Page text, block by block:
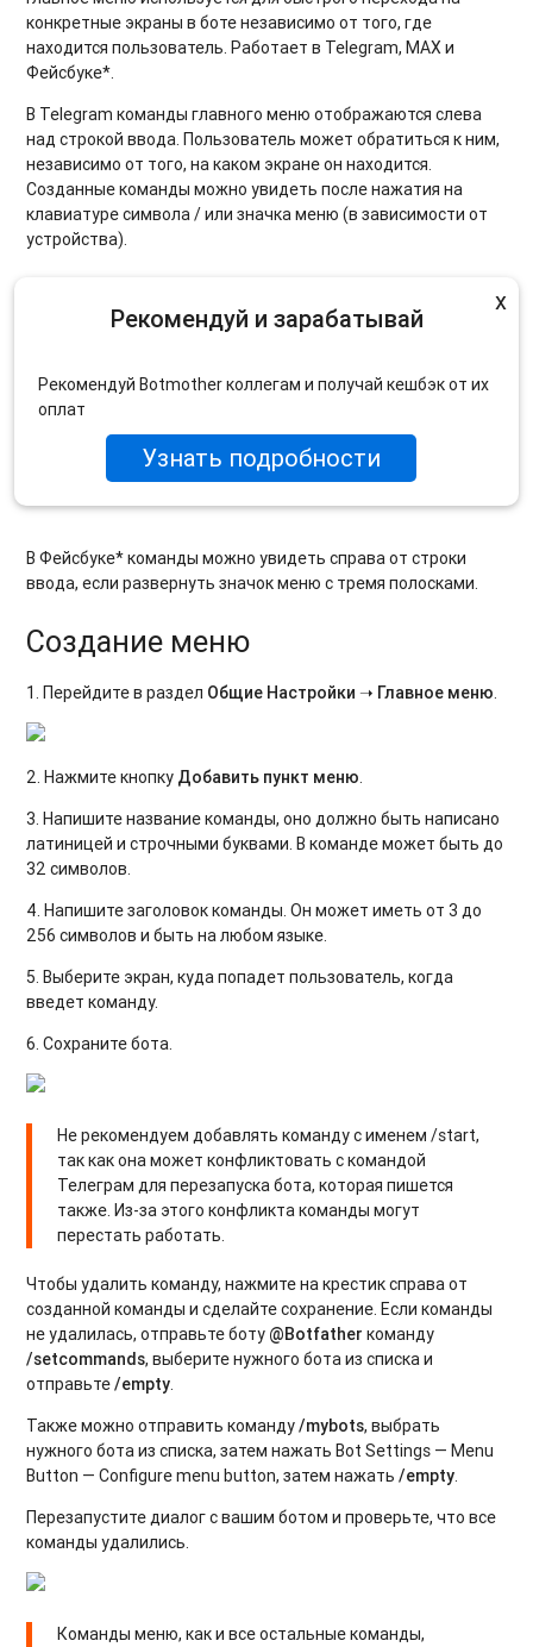
конкретные экраны в боте независимо от того, где
находится пользователь. Работает в Telegram, МАХ и
Фейсбуке*.
В Telegram команды главного меню отображаются слева
над строкой ввода. Пользователь может обратиться к ним,
независимо от того, на каком экране он находится.
Созданные команды можно увидеть после нажатия на
клавиатуре символа/ или значка меню (в зависимости от
устройства).
x
Рекомендуй и зарабатывай
Рекомендуй Botmother коллегам и получай кешбэк от их
оплат
Узнать подробности
В Фейсбуке* команды можно увидеть справа от строки
ввода, если развернуть значок меню с тремя полосками.
Создание меню
1. Перейдите в раздел Общие Настройки ➝ Главное меню.
2. Нажмите кнопку Добавить пункт меню.
3. Напишите название команды, оно должно быть написано
латиницей и строчными буквами. В команде может быть до
32 символов.
4. Напишите заголовок команды. Он может иметь от 3 до
256 символов и быть на любом языке.
5. Выберите экран, куда попадет пользователь, когда
введет команду.
6. Сохраните бота.
Не рекомендуем добавлять команду с именем /start,
так как она может конфликтовать с командой
Телеграм для перезапуска бота, которая пишется
также. Из-за этого конфликта команды могут
перестать работать.
Чтобы удалить команду, нажмите на крестик справа от
созданной команды и сделайте сохранение. Если команды
не удалилась, отправьте боту @Botfather команду
/setcommands, выберите нужного бота из списка и
отправьте/empty.
Также можно отправить команду/mybots, выбрать
нужного бота из списка, затем нажать Bot Settings — Menu
Button — Configure menu button, затем нажать/empty.
Перезапустите диалог с вашим ботом и проверьте, что все
команды удалились.
Команды меню, как и все остальные команды,